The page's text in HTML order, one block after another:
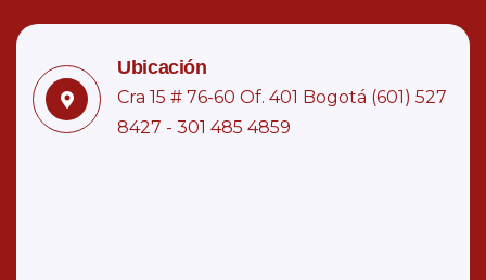
Ubicación
Cra 15 # 76-60 Of. 401 Bogotá (601) 527
8427 - 301 485 4859